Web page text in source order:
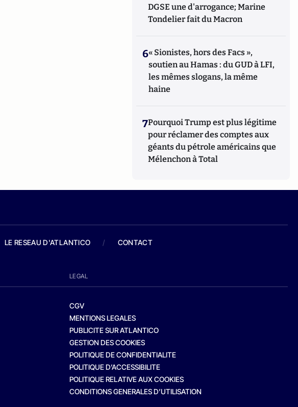
DGSE une d'arrogance; Marine
Tondelier fait du Macron
6« Sionistes, hors des Facs »,
soutien au Hamas : du GUD à LFI,
les mêmes slogans, la même
haine
7Pourquoi Trump est plus légitime
pour réclamer des comptes aux
géants du pétrole américains que
Mélenchon à Total
LE RESEAU D'ATLANTICO / CONTACT
LEGAL
CGV
MENTIONS LEGALES
PUBLICITE SUR ATLANTICO
GESTION DES COOKIES
POLITIQUE DE CONFIDENTIALITE
POLITIQUE D’ACCESSIBILITE
POLITIQUE RELATIVE AUX COOKIES
CONDITIONS GENERALES D’UTILISATION